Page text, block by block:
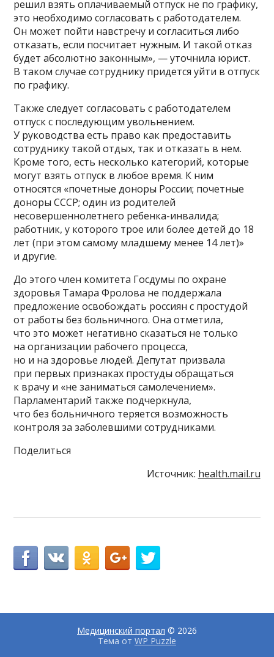
решил взять оплачиваемый отпуск не по графику,
это необходимо согласовать с работодателем.
Он может пойти навстречу и согласиться либо
отказать, если посчитает нужным. И такой отказ
будет абсолютно законным», — уточнила юрист.
В таком случае сотруднику придется уйти в отпуск
по графику.
Также следует согласовать с работодателем
отпуск с последующим увольнением.
У руководства есть право как предоставить
сотруднику такой отдых, так и отказать в нем.
Кроме того, есть несколько категорий, которые
могут взять отпуск в любое время. К ним
относятся «почетные доноры России; почетные
доноры СССР; один из родителей
несовершеннолетнего ребенка-инвалида;
работник, у которого трое или более детей до 18
лет (при этом самому младшему менее 14 лет)»
и другие.
До этого член комитета Госдумы по охране
здоровья Тамара Фролова не поддержала
предложение освобождать россиян с простудой
от работы без больничного. Она отметила,
что это может негативно сказаться не только
на организации рабочего процесса,
но и на здоровье людей. Депутат призвала
при первых признаках простуды обращаться
к врачу и «не заниматься самолечением».
Парламентарий также подчеркнула,
что без больничного теряется возможность
контроля за заболевшими сотрудниками.
Поделиться
Источник: health.mail.ru
Медицинский портал © 2026
Тема от WP Puzzle